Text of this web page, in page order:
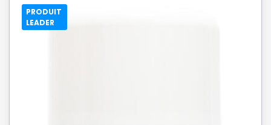
PRODUIT
LEADER